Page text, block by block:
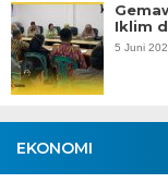
Iklim
5 Juni
EKONOMI